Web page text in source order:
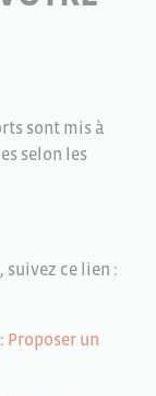
sont mis à
selon les
suivez ce lien :
Proposer un